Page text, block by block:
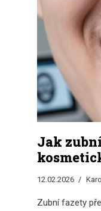
Jak
12.02.2026
Zubní fazety